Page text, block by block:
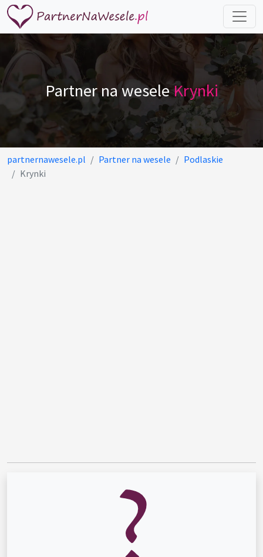
Partner na weseleKrynki
partnernawesele.pl Partner na wesele
Podlaskie
Krynki